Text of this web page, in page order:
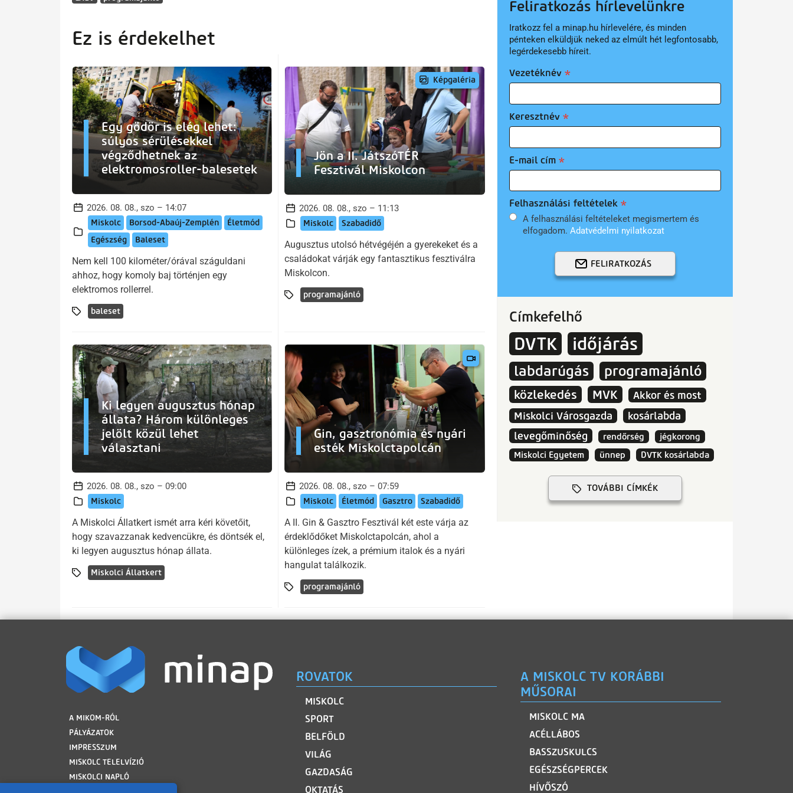
Ez is érdekelhet
Egy gödör is elég lehet:
súlyos sérülésekkel
végződhetnek az
elektromosroller-balesetek
2026. 08. 08., szo – 14:07
Miskolc Borsod-Abaúj-Zemplén
Életmód
Egészség
Baleset
Nem kell 100 kilométer/órával száguldani
ahhoz, hogy komoly baj történjen egy
elektromos rollerrel.
baleset
Képgaléria
Jön a II. JátszóTÉR
Fesztivál Miskolcon
2026. 08. 08., szo – 11:13
Miskolc Szabadidő
Augusztus utolsó hétvégéjén a gyerekeket és a
családokat várják egy fantasztikus fesztiválra
Miskolcon.
programajánló
Ki legyen augusztus hónap
állata? Három különleges
jelölt közül lehet
választani
2026. 08. 08., szo – 09:00
Miskolc
A Miskolci Állatkert ismét arra kéri követőit,
hogy szavazzanak kedvencükre, és döntsék el,
ki legyen augusztus hónap állata.
Miskolci Állatkert
Gin, gasztronómia és nyári
esték Miskolctapolcán
2026. 08. 08., szo – 07:59
Miskolc Életmód Gasztro Szabadidő
A II. Gin & Gasztro Fesztivál két este várja az
érdeklődőket Miskolctapolcán, ahol a
különleges ízek, a prémium italok és a nyári
hangulat találkozik.
programajánló
Feliratkozás hírlevelünkre
Iratkozz fel a minap.hu hírlevelére, és minden
pénteken elküldjük neked az elmúlt hét legfontosabb,
legérdekesebb híreit.
Vezetéknév
Keresztnév
E-mail cím
Felhasználási feltételek
A felhasználási feltételeket megismertem és
elfogadom. Adatvédelmi nyilatkozat
FELIRATKOZÁS
Címkefelhő
DVTK időjárás
labdarúgás programajánló
közlekedés MVK
Akkor és most
Miskolci Városgazda
kosárlabda
levegőminőség
rendőrség
jégkorong
Miskolci Egyetem
ünnep DVTK kosárlabda
TOVÁBBI CÍMKÉK
LÁBLÉC
A MIKOM-RÓL
PÁLYÁZATOK
IMPRESSZUM
MISKOLC TELELVÍZIÓ
MISKOLCI NAPLÓ
ROVATOK
MISKOLC
SPORT
BELFÖLD
VILÁG
GAZDASÁG
OKTATÁS
A MISKOLC TV KORÁBBI
MŰSORAI
MISKOLC MA
ACÉLLÁBOS
BASSZUSKULCS
EGÉSZSÉGPERCEK
HÍVŐSZÓ